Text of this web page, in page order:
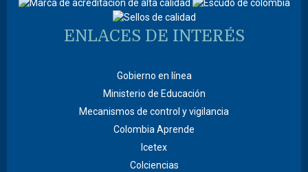
ENLACES DE INTERÉS
Gobierno en línea
Ministerio de Educación
Mecanismos de control y vigilancia
Colombia Aprende
Icetex
Colciencias